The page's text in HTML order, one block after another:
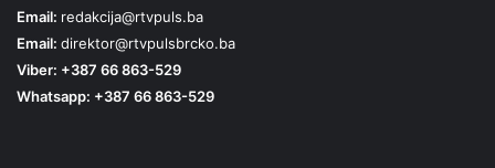
Email: redakcija@rtvpuls.ba
Email: direktor@rtvpulsbrcko.ba
Viber: +387 66 863-529
Whatsapp: +387 66 863-529